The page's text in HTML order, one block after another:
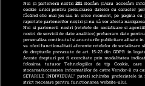
Bursa de la
Bucuresti a scazut
miercuri, urmand
Noi și partenerii noștri201stocăm și/sau accesăm
cookie unici pentru prelucrarea datelor cu caracter
făcând clic mai jos sau în orice moment, pe pagina cu
raportate partenerilor noștri și nu vă vor afecta
Noi si partenerii nostri (retelele de socializare si
nostri de servicii de date analitice) prelucram date
personaliza continutul si anunturile publicitare afisate
va oferi functionalitati aferente retelelor de socializare
de drepturile prevazute de art. 15-22 din GDPR in
Aceste drepturi pot fi exercitate prin modalitatea
folosirea tuturor Tehnologiilor de tip Cookie,
stocarea/accesarea informatiilor de catre Vendor-ii cu
SETARILE INDIVIDUAL” puteti schimba preferintele
strict necesare pentru functionarea website-ului.